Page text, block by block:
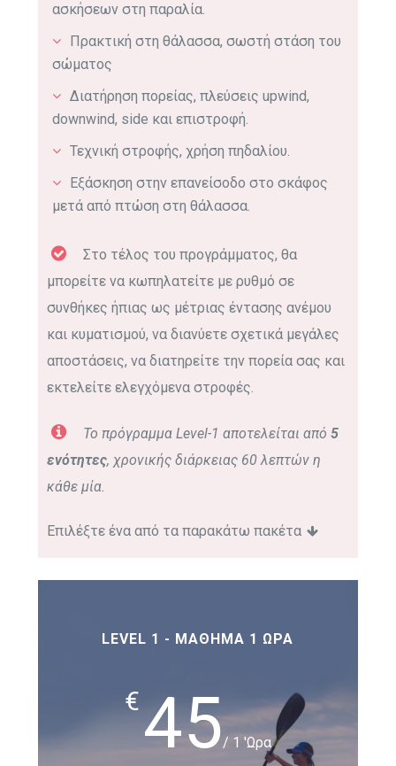
ασκήσεων στη παραλία.
Πρακτική στη θάλασσα, σωστή στάση του
σώματος
Διατήρηση πορείας, πλεύσεις upwind,
downwind, side και επιστροφή.
Τεχνική στροφής, χρήση πηδαλίου.
Εξάσκηση στην επανείσοδο στο σκάφος
μετά από πτώση στη θάλασσα.
Στο τέλος του προγράμματος, θα
μπορείτε να κωπηλατείτε με ρυθμό σε
συνθήκες ήπιας ως μέτριας έντασης ανέμου
και κυματισμού, να διανύετε σχετικά μεγάλες
αποστάσεις, να διατηρείτε την πορεία σας και
εκτελείτε ελεγχόμενα στροφές.
Το πρόγραμμα Level-1 αποτελείται από 5
ενότητες, χρονικής διάρκειας 60 λεπτών η
κάθε μία.
Επιλέξτε ένα από τα παρακάτω πακέτα
LEVEL 1 - ΜΆΘΗΜΑ 1 ΏΡΑ
€45/ 1 'Ωρα